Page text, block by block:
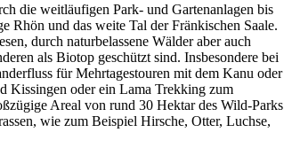
die weitläufigen Park- und Gartenanlagen bis
Rhön und das weite Tal der Fränkischen Saale.
durch naturbelassene Wälder aber auch
als Biotop geschützt sind. Insbesondere bei
für Mehrtagestouren mit dem Kanu oder
Kissingen oder ein Lama Trekking zum
Areal von rund 30 Hektar des Wild-Parks
wie zum Beispiel Hirsche, Otter, Luchse,